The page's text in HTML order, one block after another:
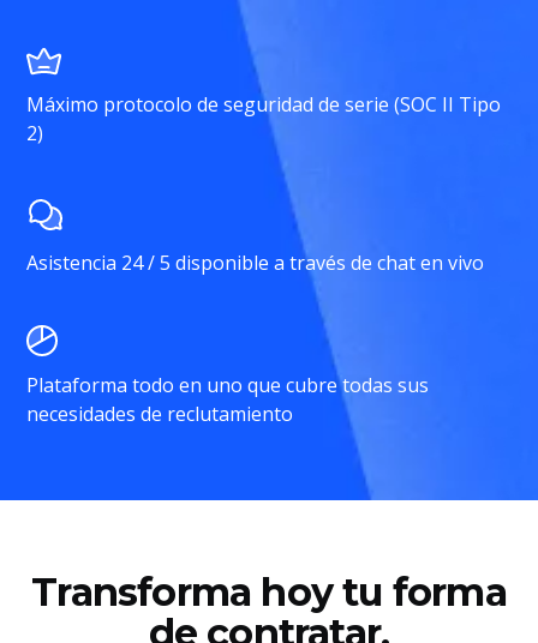
Máximo protocolo de seguridad de serie (SOC II Tipo
2)
Asistencia 24 / 5 disponible a través de chat en vivo
Plataforma todo en uno que cubre todas sus
necesidades de reclutamiento
Transforma hoy tu forma
de contratar.